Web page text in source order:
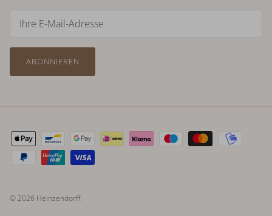
ABONNIEREN
© 2026 Heinzendorff.